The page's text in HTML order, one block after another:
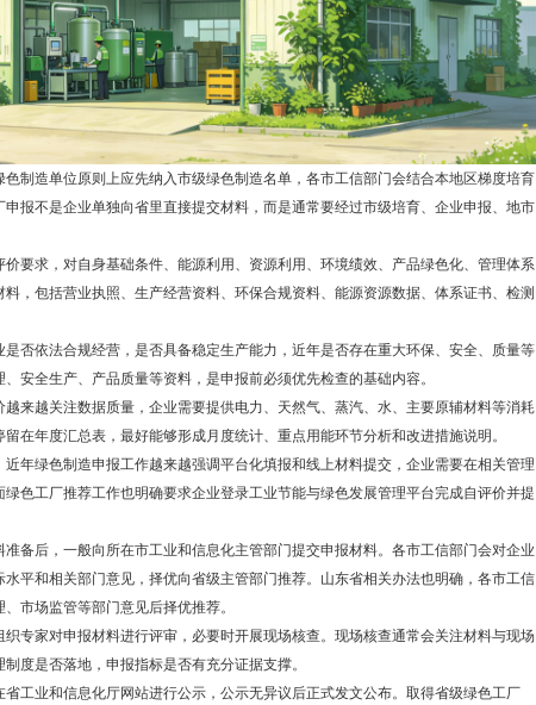
制造单位原则上应先纳入市级绿色制造名单，各市工信部门会结合本地区梯度培育
报不是企业单独向省里直接提交材料，而是通常要经过市级培育、企业申报、地市
要求，对自身基础条件、能源利用、资源利用、环境绩效、产品绿色化、管理体系
，包括营业执照、生产经营资料、环保合规资料、能源资源数据、体系证书、检测
否依法合规经营，是否具备稳定生产能力，近年是否存在重大环保、安全、质量等
安全生产、产品质量等资料，是申报前必须优先检查的基础内容。
来越关注数据质量，企业需要提供电力、天然气、蒸汽、水、主要原辅材料等消耗
在年度汇总表，最好能够形成月度统计、重点用能环节分析和改进措施说明。
年绿色制造申报工作越来越强调平台化填报和线上材料提交，企业需要在相关管理
色工厂推荐工作也明确要求企业登录工业节能与绿色发展管理平台完成自评价并提
备后，一般向所在市工业和信息化主管部门提交申报材料。各市工信部门会对企业
平和相关部门意见，择优向省级主管部门推荐。山东省相关办法也明确，各市工信
市场监管等部门意见后择优推荐。
专家对申报材料进行评审，必要时开展现场核查。现场核查通常会关注材料与现场
度是否落地，申报指标是否有充分证据支撑。
工业和信息化厅网站进行公示，公示无异议后正式发文公布。取得省级绿色工厂